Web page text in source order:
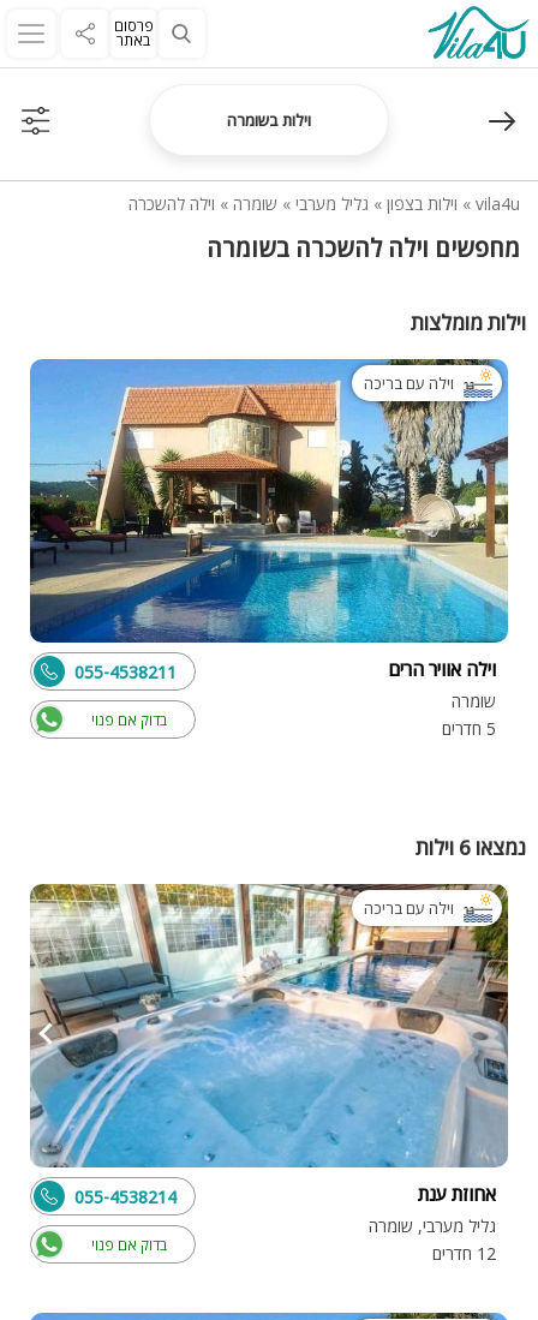
פרסום
באתר
וילות בשומרה
vila4u
» וילות בצפון » גליל מערבי » שומרה » וילה להשכרה
מחפשים וילה להשכרה בשומרה
וילות מומלצות
וילה עם בריכה
וילה אוויר הרים
שומרה
5 חדרים
בדוק אם פנוי
055-4538211
נמצאו 6 וילות
וילה עם בריכה
אחוזת ענת
גליל מערבי, שומרה
12 חדרים
בדוק אם פנוי
055-4538214